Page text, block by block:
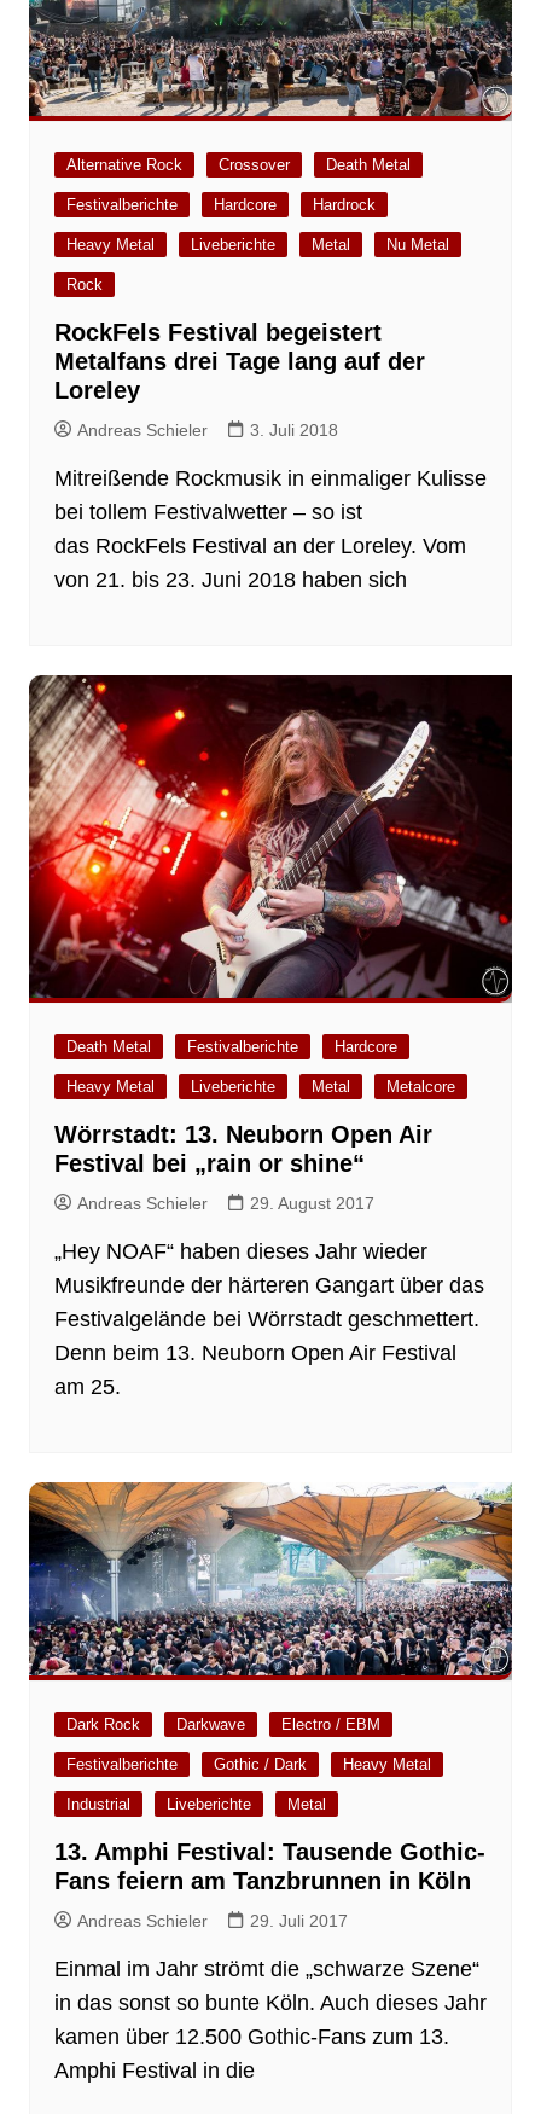
Alternative Rock Crossover Death Metal
Festivalberichte Hardcore Hardrock
Heavy Metal Liveberichte Metal Nu Metal
Rock
RockFels Festival begeistert
Metalfans drei Tage lang auf der
Loreley
Andreas Schieler 3. Juli 2018
Mitreißende Rockmusik in einmaliger Kulisse
bei tollem Festivalwetter – so ist
das RockFels Festival an der Loreley. Vom
von 21. bis 23. Juni 2018 haben sich
Death Metal Festivalberichte Hardcore
Heavy Metal Liveberichte Metal Metalcore
Wörrstadt: 13. Neuborn Open Air
Festival bei „rain or shine“
Andreas Schieler 29. August 2017
„Hey NOAF“ haben dieses Jahr wieder
Musikfreunde der härteren Gangart über das
Festivalgelände bei Wörrstadt geschmettert.
Denn beim 13. Neuborn Open Air Festival
am 25.
Dark Rock Darkwave Electro / EBM
Festivalberichte Gothic / Dark Heavy Metal
Industrial Liveberichte Metal
13. Amphi Festival: Tausende Gothic-
Fans feiern am Tanzbrunnen in Köln
Andreas Schieler 29. Juli 2017
Einmal im Jahr strömt die „schwarze Szene“
in das sonst so bunte Köln. Auch dieses Jahr
kamen über 12.500 Gothic-Fans zum 13.
Amphi Festival in die